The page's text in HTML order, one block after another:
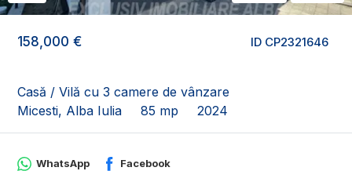
ID CP2321646
158,000 €
Casă / Vilă cu 3 camere de vânzare
Micesti, Alba Iulia
85 mp 2024
WhatsApp Facebook